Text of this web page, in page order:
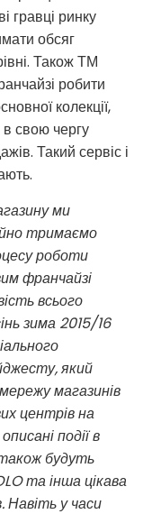
гравці ринку
обсяг
Також ТМ
робити
колекції,
свою чергу
Такий сервіс і
ми
тримаємо
роботи
франчайзі
всього
зима 2015/16
який
магазинів
центрів на
події в
будуть
та інша цікава
Навіть у часи